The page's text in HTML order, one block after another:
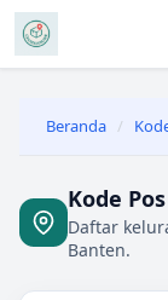
Beranda /
Kode
Daftar
Banten.